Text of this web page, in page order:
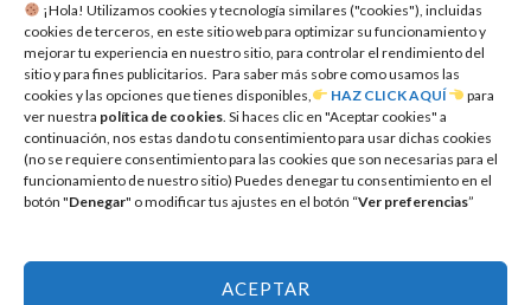
​ ¡Hola! Utilizamos cookies y tecnología similares ("cookies"), incluidas
cookies de terceros, en este sitio web para optimizar su funcionamiento y
mejorar tu experiencia en nuestro sitio, para controlar el rendimiento del
sitio y para fines publicitarios. Para saber más sobre como usamos las
cookies y las opciones que tienes disponibles,
HAZ CLICK AQUÍ
para
ver nuestra política de cookies. Si haces clic en "Aceptar cookies" a
continuación, nos estas dando tu consentimiento para usar dichas cookies
(no se requiere consentimiento para las cookies que son necesarias para el
funcionamiento de nuestro sitio) Puedes denegar tu consentimiento en el
botón "Denegar" o modificar tus ajustes en el botón “Ver preferencias”
ACEPTAR
SUSCRIBETE